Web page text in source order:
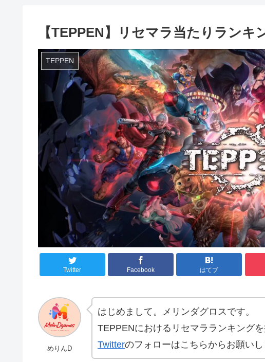
【TEPPEN】リセマラ当たりランキ
TEPPEN
Twitter Facebook はてブ
めりんD
はじめまして。メリンダグロスです。
TEPPENにおけるリセマラランキングを
Twitterのフォローはこちらからお願いし